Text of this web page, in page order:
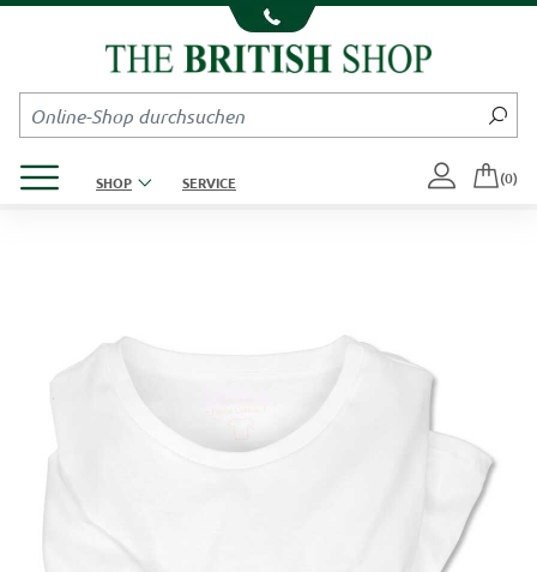
Kompletten Head der Seite überspringen
SHOP SERVICE (0)